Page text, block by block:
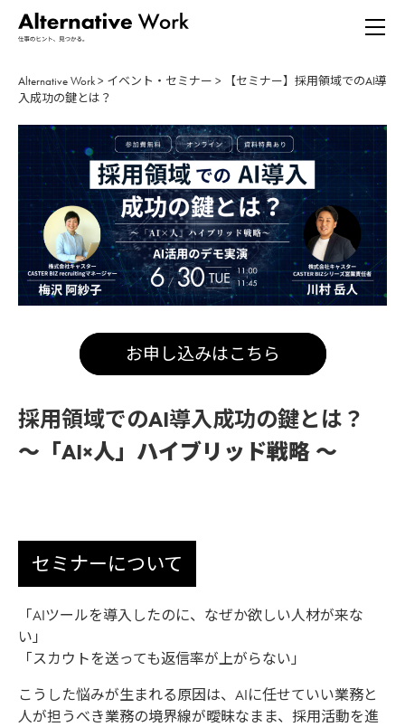
Alternative Work> イベント・セミナー >
【セミナー】採用領域でのAI導
入成功の鍵とは？
お申し込みはこちら
採用領域でのAI導入成功の鍵とは？
～「AI×人」ハイブリッド戦略 ～
セミナーについて
「AIツールを導入したのに、なぜか欲しい人材が来な
い」
「スカウトを送っても返信率が上がらない」
こうした悩みが生まれる原因は、AIに任せていい業務と
人が担うべき業務の境界線が曖昧なまま、採用活動を進